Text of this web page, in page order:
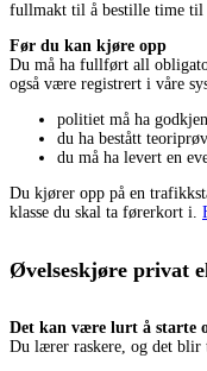
fullmakt til å bestille time til
Før du kan kjøre opp
Du må ha fullført all
også være registrert i våre
politiet må ha
du ha bestått
du må ha levert en
Du kjører opp på en
klasse du skal ta førerkort i.
Øvelseskjøre privat
Det kan være lurt å starte
Du lærer raskere, og det blir